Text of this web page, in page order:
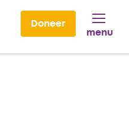
Doneer
menu